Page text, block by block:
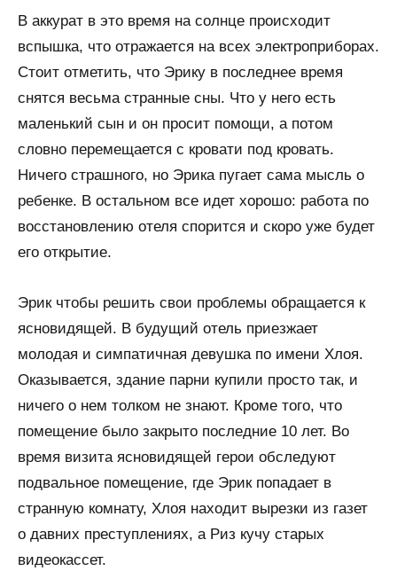
В аккурат в это время на солнце происходит
вспышка, что отражается на всех электроприборах.
Стоит отметить, что Эрику в последнее время
снятся весьма странные сны. Что у него есть
маленький сын и он просит помощи, а потом
словно перемещается с кровати под кровать.
Ничего страшного, но Эрика пугает сама мысль о
ребенке. В остальном все идет хорошо: работа по
восстановлению отеля спорится и скоро уже будет
его открытие.
Эрик чтобы решить свои проблемы обращается к
ясновидящей. В будущий отель приезжает
молодая и симпатичная девушка по имени Хлоя.
Оказывается, здание парни купили просто так, и
ничего о нем толком не знают. Кроме того, что
помещение было закрыто последние 10 лет. Во
время визита ясновидящей герои обследуют
подвальное помещение, где Эрик попадает в
странную комнату, Хлоя находит вырезки из газет
о давних преступлениях, а Риз кучу старых
видеокассет.